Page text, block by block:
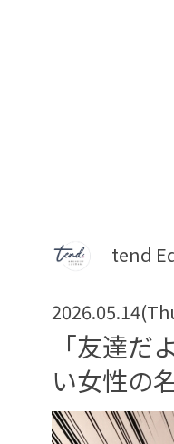
tend
「友達
い女性の